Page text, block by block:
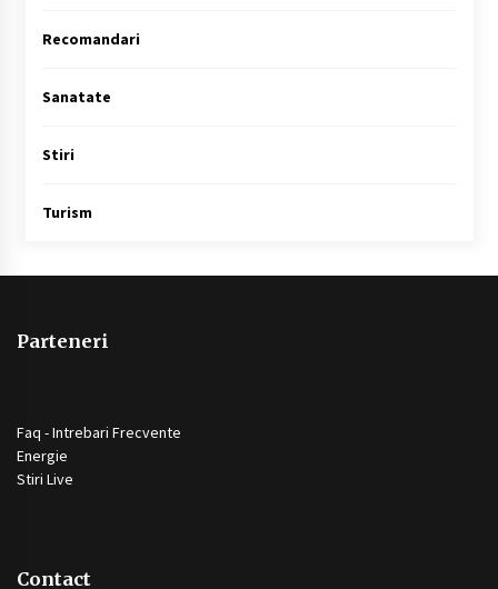
Recomandari
Sanatate
Stiri
Turism
Parteneri
Faq - Intrebari Frecvente
Energie
Stiri Live
Contact